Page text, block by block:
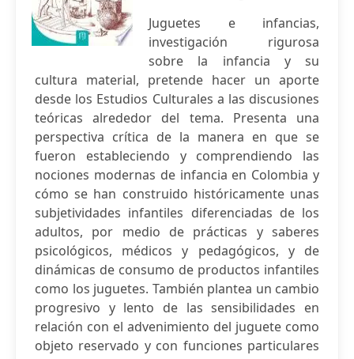
Juguetes e infancias,
investigación rigurosa
sobre la infancia y su
cultura material, pretende hacer un aporte
desde los Estudios Culturales a las discusiones
teóricas alrededor del tema. Presenta una
perspectiva crítica de la manera en que se
fueron estableciendo y comprendiendo las
nociones modernas de infancia en Colombia y
cómo se han construido históricamente unas
subjetividades infantiles diferenciadas de los
adultos, por medio de prácticas y saberes
psicológicos, médicos y pedagógicos, y de
dinámicas de consumo de productos infantiles
como los juguetes. También plantea un cambio
progresivo y lento de las sensibilidades en
relación con el advenimiento del juguete como
objeto reservado y con funciones particulares